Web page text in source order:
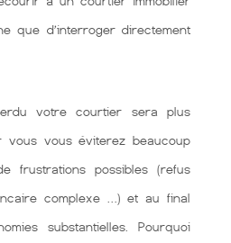
que d’interroger directement
votre courtier sera plus
vous éviterez beaucoup
frustrations possibles (refus
complexe …) et au final
substantielles. Pourquoi